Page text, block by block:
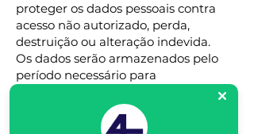
proteger os dados pessoais contra
acesso não autorizado, perda,
destruição ou alteração indevida.
Os dados serão armazenados pelo
período necessário para
mencionadas ou conforme exigido
por obrigações legais.